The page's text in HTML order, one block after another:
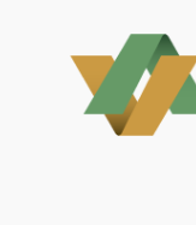
contenu